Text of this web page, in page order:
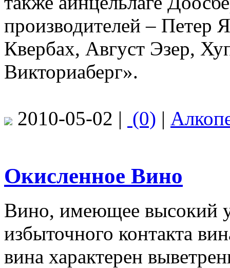
производителей –
Квербах, Август Эзер,
Викториаберг».
2010-05-02 | (0) |
Окисленное Вино
Вино, имеющее высокий
избыточного контакта
вина характерен